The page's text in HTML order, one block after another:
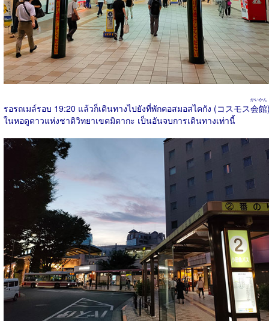
รอรถเมล์รอบ 19:20 แล้วก็เดินทางไปยังที่พักคอสมอสไคกัง (コスモス会館
かいかん
ในหอดูดาวแห่งชาติวิทยาเขตมิตากะ เป็นอันจบการเดินทางเท่านี้